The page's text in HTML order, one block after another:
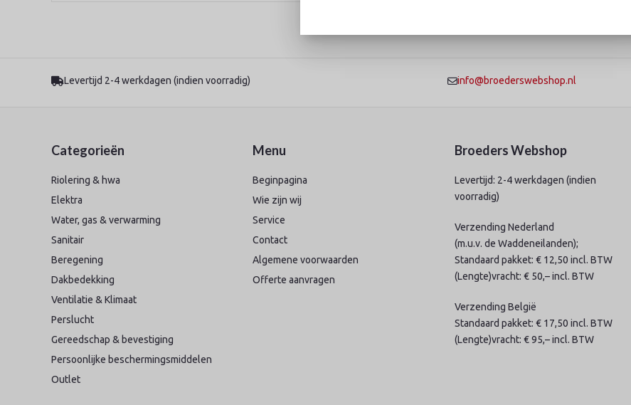
Levertijd 2-4 werkdagen (indien voorradig) info@broederswebshop.nl
Categorieën
Riolering & hwa
Elektra
Water, gas & verwarming
Sanitair
Beregening
Dakbedekking
Ventilatie & Klimaat
Perslucht
Gereedschap & bevestiging
Persoonlijke beschermingsmiddelen
Outlet
Menu
Beginpagina
Wie zijn wij
Service
Contact
Algemene voorwaarden
Offerte aanvragen
Broeders Webshop
Levertijd: 2-4 werkdagen (indien
voorradig)
Verzending Nederland
(m.u.v. de Waddeneilanden);
Standaard pakket: € 12,50 incl. BTW
(Lengte)vracht: € 50,– incl. BTW
Verzending België
Standaard pakket: € 17,50 incl. BTW
(Lengte)vracht: € 95,– incl. BTW